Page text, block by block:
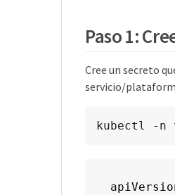
Paso 1:
Cree un secreto
servicio/
kubectl -n